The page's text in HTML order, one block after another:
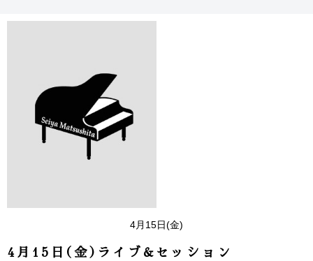
4月15日(金)
4月15日(金)ライブ&セッション